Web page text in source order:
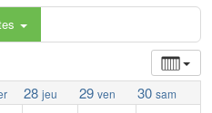
28 jeu 29 ven 30 sam